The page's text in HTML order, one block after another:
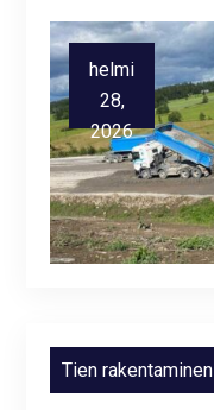
helmi
28,
2026
Tien rakentaminen